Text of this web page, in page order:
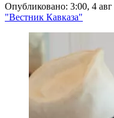
Опубликовано: 3:00, 4
"Вестник Кавказа"